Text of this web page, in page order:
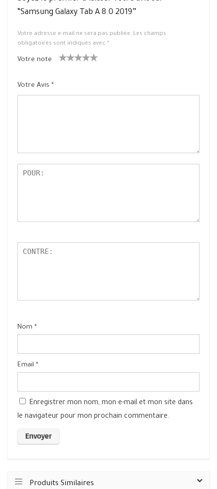
“Samsung Galaxy Tab A 8.0 2019”
Votre adresse e-mail ne sera pas publiée. Les champs
obligatoires sont indiqués avec *
Votre note
oil
sur
Votre Avis *
Nom *
Email *
Enregistrer mon nom, mon e-mail et mon site dans
le navigateur pour mon prochain commentaire.
Produits Similaires